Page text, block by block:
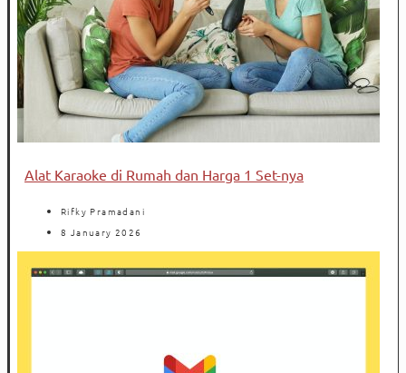
Alat Karaoke di Rumah dan Harga 1 Set-nya
Rifky Pramadani
8 January 2026